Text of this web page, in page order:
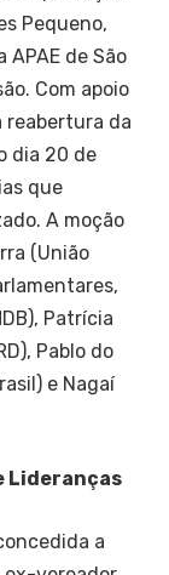
Pequeno,
de São
Com apoio
reabertura da
dia 20 de
que
A moção
(União
Patrícia
Pablo do
e Nagaí
Lideranças
a